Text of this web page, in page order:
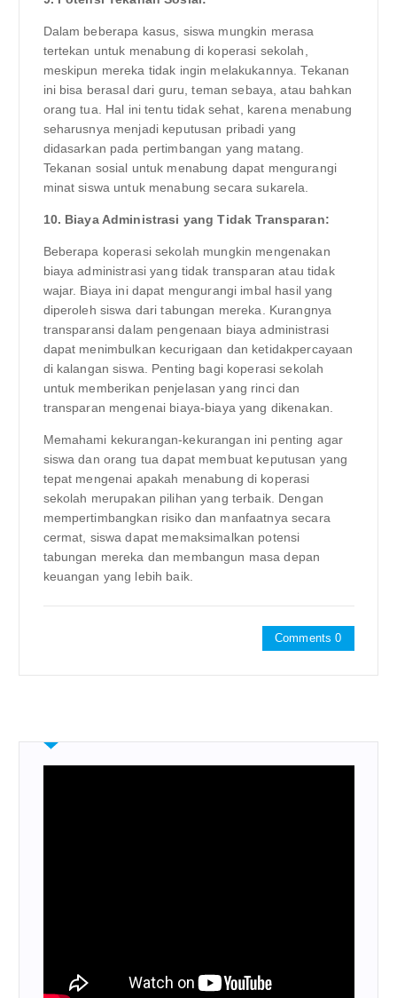
Dalam beberapa kasus, siswa mungkin merasa
tertekan untuk menabung di koperasi sekolah,
meskipun mereka tidak ingin melakukannya. Tekanan
ini bisa berasal dari guru, teman sebaya, atau bahkan
orang tua. Hal ini tentu tidak sehat, karena menabung
seharusnya menjadi keputusan pribadi yang
didasarkan pada pertimbangan yang matang.
Tekanan sosial untuk menabung dapat mengurangi
minat siswa untuk menabung secara sukarela.
10. Biaya Administrasi yang Tidak Transparan:
Beberapa koperasi sekolah mungkin mengenakan
biaya administrasi yang tidak transparan atau tidak
wajar. Biaya ini dapat mengurangi imbal hasil yang
diperoleh siswa dari tabungan mereka. Kurangnya
transparansi dalam pengenaan biaya administrasi
dapat menimbulkan kecurigaan dan ketidakpercayaan
di kalangan siswa. Penting bagi koperasi sekolah
untuk memberikan penjelasan yang rinci dan
transparan mengenai biaya-biaya yang dikenakan.
Memahami kekurangan-kekurangan ini penting agar
siswa dan orang tua dapat membuat keputusan yang
tepat mengenai apakah menabung di koperasi
sekolah merupakan pilihan yang terbaik. Dengan
mempertimbangkan risiko dan manfaatnya secara
cermat, siswa dapat memaksimalkan potensi
tabungan mereka dan membangun masa depan
keuangan yang lebih baik.
Comments 0